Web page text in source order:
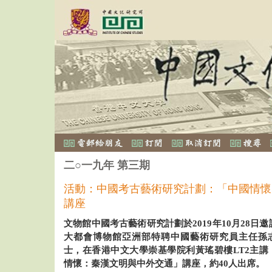
二○一九年 第三期
活動：中國考古藝術研究計劃：「中國情
講座
文物館中國考古藝術研究計劃於2019年10月28日邀
大都會博物館亞洲部特聘中國藝術研究員主任孫
士，在香港中文大學崇基學院利黃瑤碧樓LT2主講
情懷：秦漢文明與中外交通」講座，約40人出席。